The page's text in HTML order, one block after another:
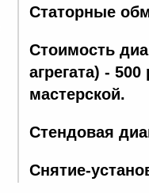
Статорные
Стоимость
агрегата) -
мастерской.
Стендовая
Снятие-